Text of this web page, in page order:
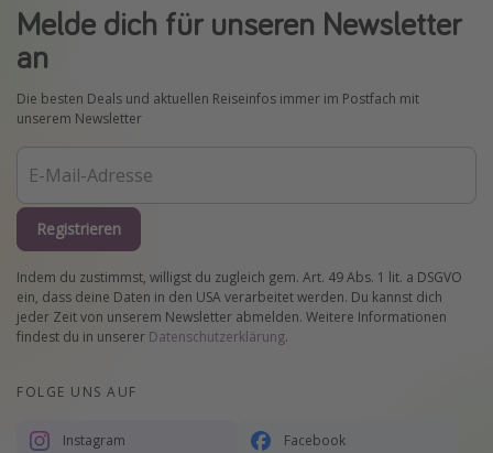
Melde dich für unseren Newsletter
an
Die besten Deals und aktuellen Reiseinfos immer im Postfach mit
unserem Newsletter
Registrieren
Indem du zustimmst, willigst du zugleich gem. Art. 49 Abs. 1 lit. a DSGVO
ein, dass deine Daten in den USA verarbeitet werden. Du kannst dich
jeder Zeit von unserem Newsletter abmelden. Weitere Informationen
findest du in unserer Datenschutzerklärung.
FOLGE UNS AUF
Instagram Facebook